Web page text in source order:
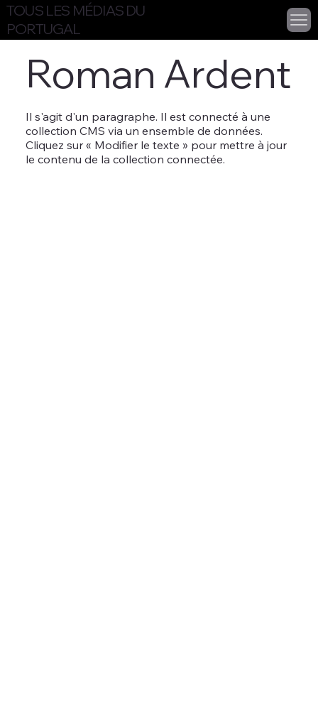
TOUS LES MÉDIAS DU
PORTUGAL
Roman Ardent
Il s'agit d'un paragraphe. Il est connecté à une
collection CMS via un ensemble de données.
Cliquez sur « Modifier le texte » pour mettre à jour
le contenu de la collection connectée.